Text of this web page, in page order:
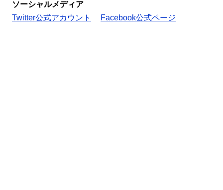
ソーシャルメディア
Twitter公式アカウント
Facebook公式ページ